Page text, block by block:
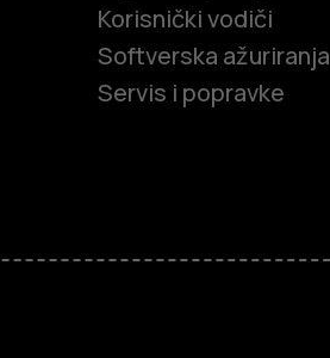
Korisnički vodiči
Softverska ažuriranja
Servis i popravke